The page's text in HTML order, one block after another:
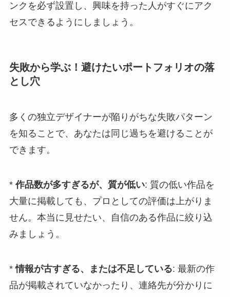
ンクを必ず設置し、興味を持った人がすぐにアク
セスできるようにしましょう。
失敗から学ぶ！避けたいポートフォリオの落
とし穴
多くの独立デザイナーが陥りがちな失敗パターン
を知ることで、あなたは同じ過ちを避けることが
できます。
* 作品数が多すぎるが、質が低い: 質の低い作品を
大量に掲載しても、プロとしての評価は上がりま
せん。本当に見せたい、自信のある作品に絞り込
みましょう。
*情報が古すぎる、または不足している: 最新の作
品が掲載されていなかったり、連絡先が分かりに